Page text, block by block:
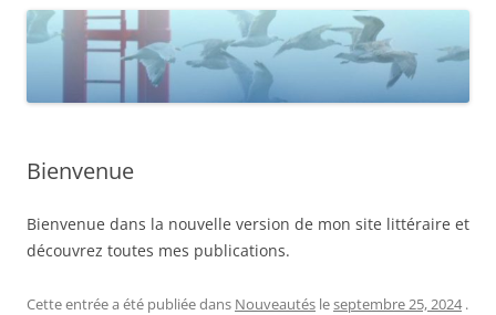
Bienvenue
Bienvenue dans la nouvelle version de mon site littéraire et
découvrez toutes mes publications.
Cette entrée a été publiée dans Nouveautés leseptembre 25, 2024 .